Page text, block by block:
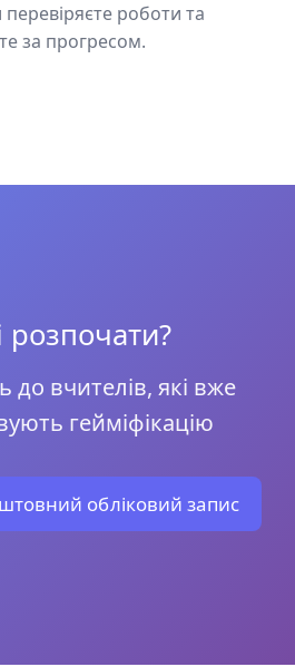
роботи та
за прогресом.
розпочати?
до вчителів, які вже
гейміфікацію
обліковий запис